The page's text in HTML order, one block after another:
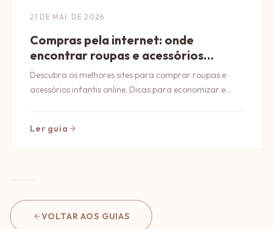
21 DE MAI. DE 2026
Compras pela internet: onde
encontrar roupas e acessórios
infantis
Descubra os melhores sites para comprar roupas e
acessórios infantis online. Dicas para economizar e
Ler guia
VOLTAR AOS GUIAS